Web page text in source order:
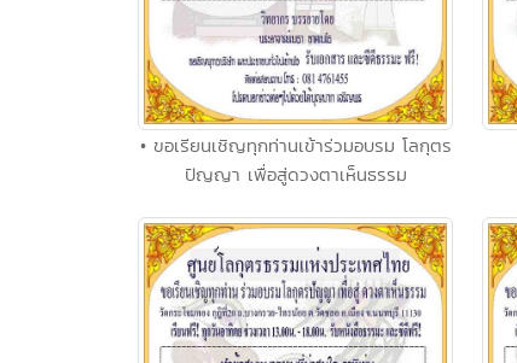
• ขอเรียนเชิญทุกท่านเข้าร่วมอบรม โลกุตร
ปัญญา เพื่อสู่ดวงตาเห็นธรรม